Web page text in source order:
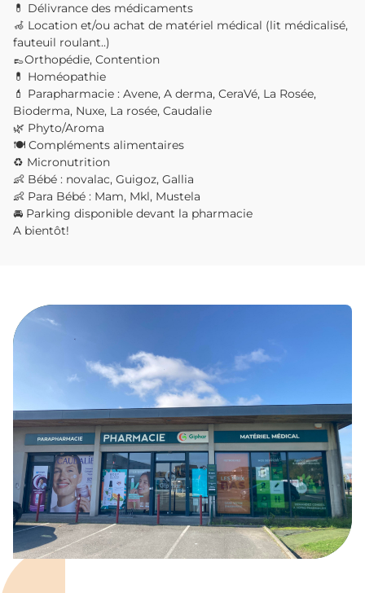
💊 Délivrance des médicaments
🦽 Location et/ou achat de matériel médical (lit médicalisé,
fauteuil roulant..)
👞Orthopédie, Contention
💊 Homéopathie
💄 Parapharmacie : Avene, A derma, CeraVé, La Rosée,
Bioderma, Nuxe, La rosée, Caudalie
🌿 Phyto/Aroma
🍽️ Compléments alimentaires
♻️ Micronutrition
👶 Bébé : novalac, Guigoz, Gallia
👶 Para Bébé : Mam, Mkl, Mustela
🚘 Parking disponible devant la pharmacie
A bientôt!